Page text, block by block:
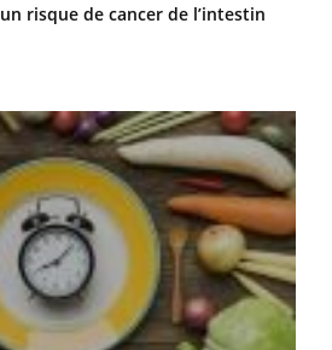
risque de cancer de l’intestin